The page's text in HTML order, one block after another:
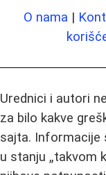
O nama |
Urednici i autori
za bilo kakve
sajta. Informacije
u stanju „takvom